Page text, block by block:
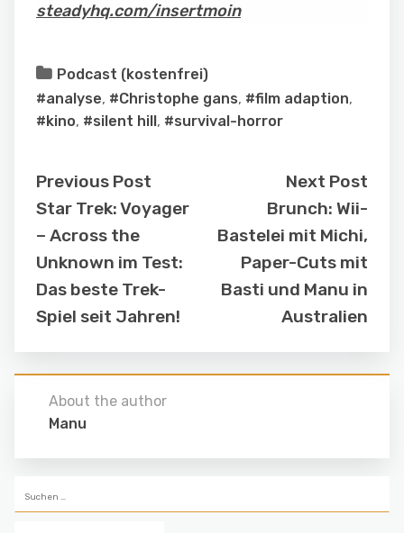
steadyhq.com/insertmoin
Podcast (kostenfrei)
#analyse, #Christophe gans, #film adaption,
#kino, #silent hill, #survival-horror
Previous Post
Star Trek: Voyager
– Across the
Unknown im Test:
Das beste Trek-
Spiel seit Jahren!
Next Post
Brunch: Wii-
Bastelei mit Michi,
Paper-Cuts mit
Basti und Manu in
Australien
About the author
Manu
nach: